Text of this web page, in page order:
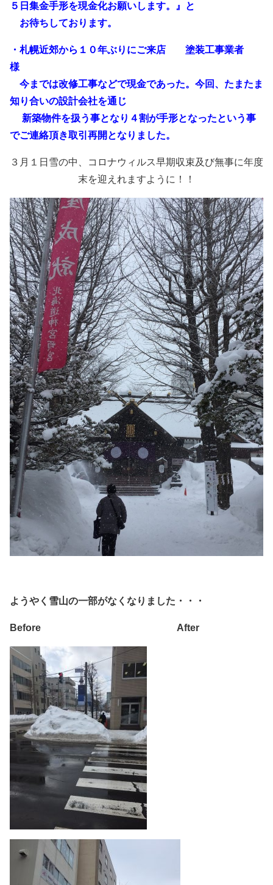
５日集金手形を現金化お願いします。』と
お待ちしております。
・札幌近郊から１０年ぶりにご来店 塗装工事業者
様
今までは改修工事などで現金であった。今回、たまたま
知り合いの設計会社を通じ
新築物件を扱う事となり４割が手形となったという事
でご連絡頂き取引再開となりました。
３月１日雪の中、コロナウィルス早期収束及び無事に年度
末を迎えれますように！！
ようやく雪山の一部がなくなりました・・・
Before After